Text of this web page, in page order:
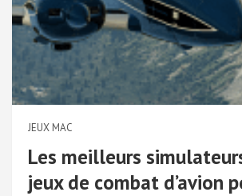
JEUX MAC
Les meilleurs
jeux de combat d’avion